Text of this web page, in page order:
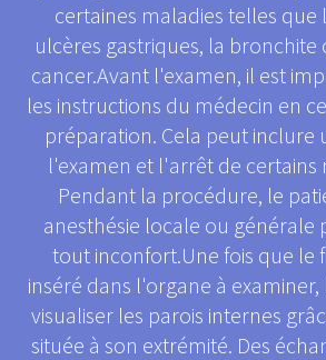
certaines maladies telles que
ulcères gastriques, la
cancer.Avant l'examen, il est
les instructions du médecin en
préparation. Cela peut inclure
l'examen et l'arrêt de certains
Pendant la procédure, le
anesthésie locale ou générale
tout inconfort.Une fois que le
inséré dans l'organe à
visualiser les parois internes
située à son extrémité. Des